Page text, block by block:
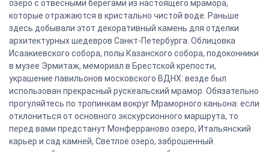
озеро с отвесными берегами из настоящего мрамора,
которые отражаются в кристально чистой воде. Раньше
здесь добывали этот декоративный камень для отделки
архитектурных шедевров Санкт-Петербурга. Облицовка
Исаакиевского собора, полы Казанского собора, подоконники
в музее Эрмитаж, мемориал в Брестской крепости,
украшение павильонов московского ВДНХ: везде был
использован прекрасный рускеальский мрамор. Обязательно
прогуляйтесь по тропинкам вокруг Мраморного каньона: если
отклониться от основного экскурсионного маршрута, то
перед вами предстанут Монферраново озеро, Итальянский
карьер и сад камней, Светлое озеро, заброшенный